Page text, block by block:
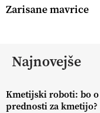
Zarisane mavrice
Najnovejše
Kmetijski roboti: bo
prednosti za kmetijo?